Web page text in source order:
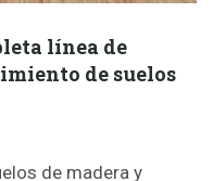
línea de
de suelos
de madera y